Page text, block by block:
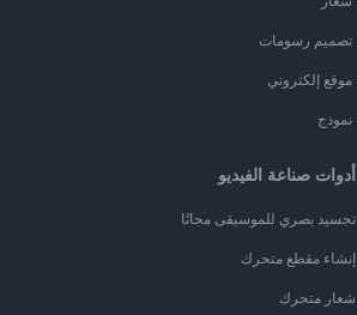
تصميم رسومات
موقع إلكتروني
نموذج
أدوات صناعة الفيديو
تجسيد بصري للموسيقى مجانًا
إنشاء مقطع متحرك
شعار متحرك